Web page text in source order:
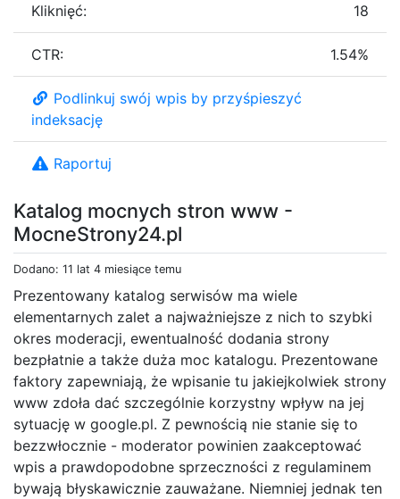
Katalog mocnych stron www -
MocneStrony24.pl
Dodano: 11 lat 4 miesiące temu
Prezentowany katalog serwisów ma wiele
elementarnych zalet a najważniejsze z nich to szybki
okres moderacji, ewentualność dodania strony
bezpłatnie a także duża moc katalogu. Prezentowane
faktory zapewniają, że wpisanie tu jakiejkolwiek strony
www zdoła dać szczególnie korzystny wpływ na jej
sytuację w google.pl. Z pewnością nie stanie się to
bezzwłocznie - moderator powinien zaakceptować
wpis a prawdopodobne sprzeczności z regulaminem
bywają błyskawicznie zauważane. Niemniej jednak ten
Kliknięć: 18
CTR: 1.54%
Podlinkuj swój wpis by przyśpieszyć
indeksację
Raportuj